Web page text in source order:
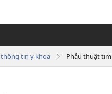
thông tin y khoa Phẫu thuật